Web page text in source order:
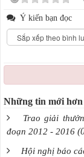
Ý kiến bạn đọc
Những tin mới hơn
Trao giải
đoạn 2012 - 2016
Hội nghị báo